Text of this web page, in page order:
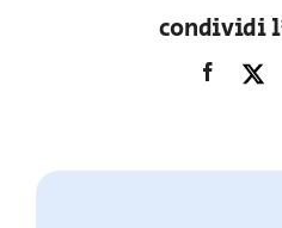
condividi